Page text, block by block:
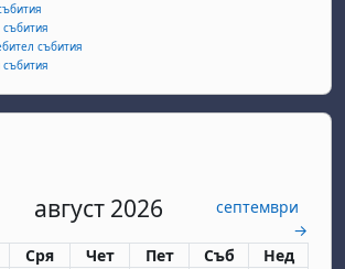
събития
събития
събития
август 2026
септември
→
сряда
Сря четвъртък
Чет петък
Пет събота
Съб неделя
Нед